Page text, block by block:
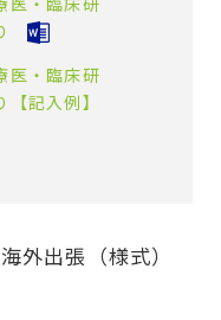
医・臨床研
医・臨床研
記入例】
外出張（様式）